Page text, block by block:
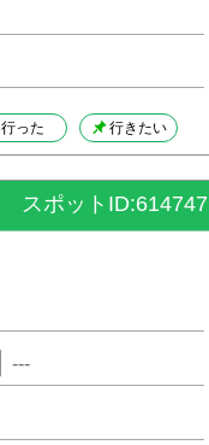
行った 行きたい
スポットID:614747
---